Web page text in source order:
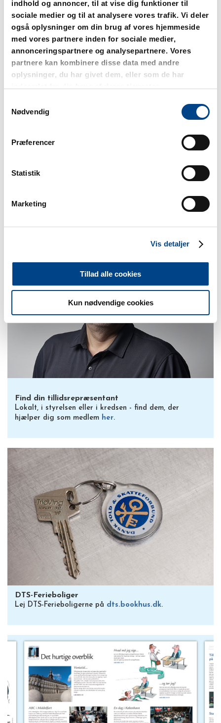
indhold og annoncer, til at vise dig funktioner til
sociale medier og til at analysere vores trafik. Vi deler
også oplysninger om din brug af vores hjemmeside
med vores partnere inden for sociale medier,
annonceringspartnere og analysepartnere. Vores
partnere kan kombinere disse data med andre
oplysninger, du har givet dem, eller som de har
Nødvendig
Præferencer
Statistik
Marketing
Vis detaljer
Tillad alle cookies
Kun nødvendige cookies
Afskedigelser i Skatteministeriet
Se information om regler og rettigheder i forbindelse
med afskedher.
Ledige stillinger under Skatteministeriet
Se ledige stillinger i Skatteministeriets styrelser og din
PULS og tillægsforhandlinger 2026
Find din tillidsrepræsentant
Lokalt, i styrelsen eller i kredsen - find dem, der
hjælper dig som medlem her.
DTS-Ferieboliger
Lej DTS-Ferieboligerne på dts.bookhus.dk.